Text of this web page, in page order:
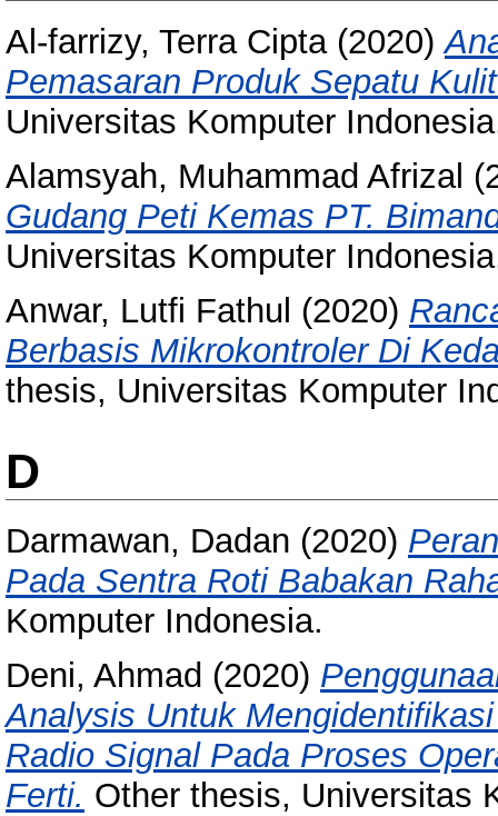
Al-farrizy, Terra Cipta(2020)
Pemasaran Produk Sepatu
Universitas Komputer
Alamsyah, Muhammad Afrizal
Gudang Peti Kemas PT.
Universitas Komputer
Anwar, Lutfi Fathul (2020)
Berbasis Mikrokontroler Di
thesis, Universitas Komputer
D
Darmawan, Dadan (2020)
Pada Sentra Roti Babakan
Komputer Indonesia.
Deni, Ahmad (2020)
Analysis Untuk
Radio Signal Pada Proses
Ferti. Other thesis, Universitas